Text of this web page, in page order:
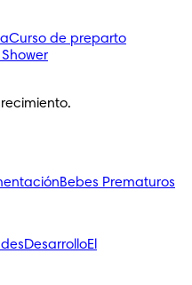
Curso de preparto
Bebes Prematuros
DesarrolloEl